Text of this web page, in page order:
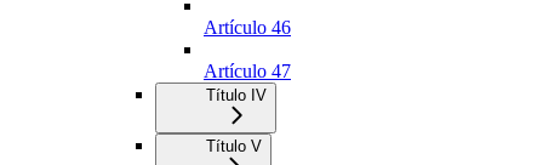
Artículo 46
Artículo 47
Título IV
Título V